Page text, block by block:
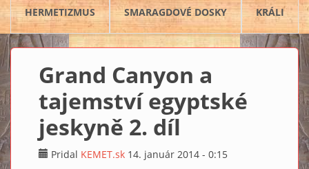
HERMETIZMUS SMARAGDOVÉ DOSKY KRÁLI
Grand Canyon a
tajemství egyptské
jeskyně 2. díl
Pridal KEMET.sk 14. január 2014 - 0:15